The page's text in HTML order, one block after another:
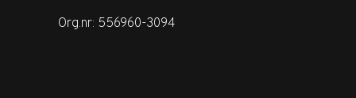
Org.nr: 556960-3094